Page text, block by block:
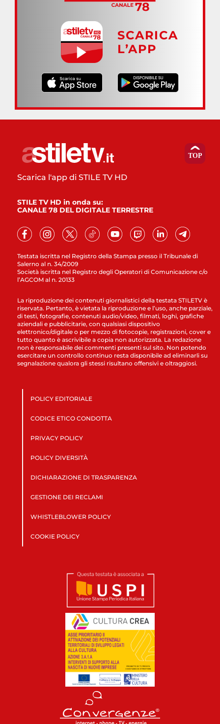
SCARICA
L’APP
Testata iscritta nel Registro della Stampa presso il Tribunale di
Salerno al n. 34/2009
Società iscritta nel Registro degli Operatori di Comunicazione c/o
l’AGCOM al n. 20133
Scarica l'app di STILE TV HD
STILE TV HD in onda su:
CANALE 78 DEL DIGITALE TERRESTRE
La riproduzione dei contenuti giornalistici della testata STILETV è
riservata. Pertanto, è vietata la riproduzione e l’uso, anche parziale,
di testi, fotografie, contenuti audio/video, filmati, loghi, grafiche
aziendali e pubblicitarie, con qualsiasi dispositivo
elettronico/digitale o per mezzo di fotocopie, registrazioni, cover e
tutto quanto è ascrivibile a copia non autorizzata. La redazione
non è responsabile dei commenti presenti sul sito. Non potendo
esercitare un controllo continuo resta disponibile ad eliminarli su
segnalazione qualora gli stessi risultano offensivi e oltraggiosi.
POLICY EDITORIALE
CODICE ETICO CONDOTTA
PRIVACY POLICY
POLICY DIVERSITÀ
DICHIARAZIONE DI TRASPARENZA
GESTIONE DEI RECLAMI
WHISTLEBLOWER POLICY
COOKIE POLICY